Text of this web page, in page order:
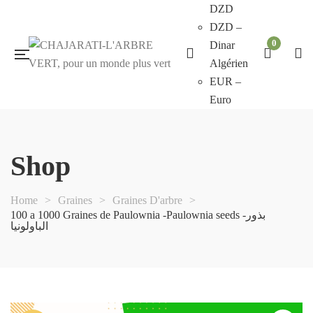
DZD
DZD –
Dinar
Algérien
EUR –
Euro
0
Shop
Home > Graines > Graines D'arbre
>
100 a 1000 Graines de Paulownia -Paulownia seeds -بذور
الباولونيا